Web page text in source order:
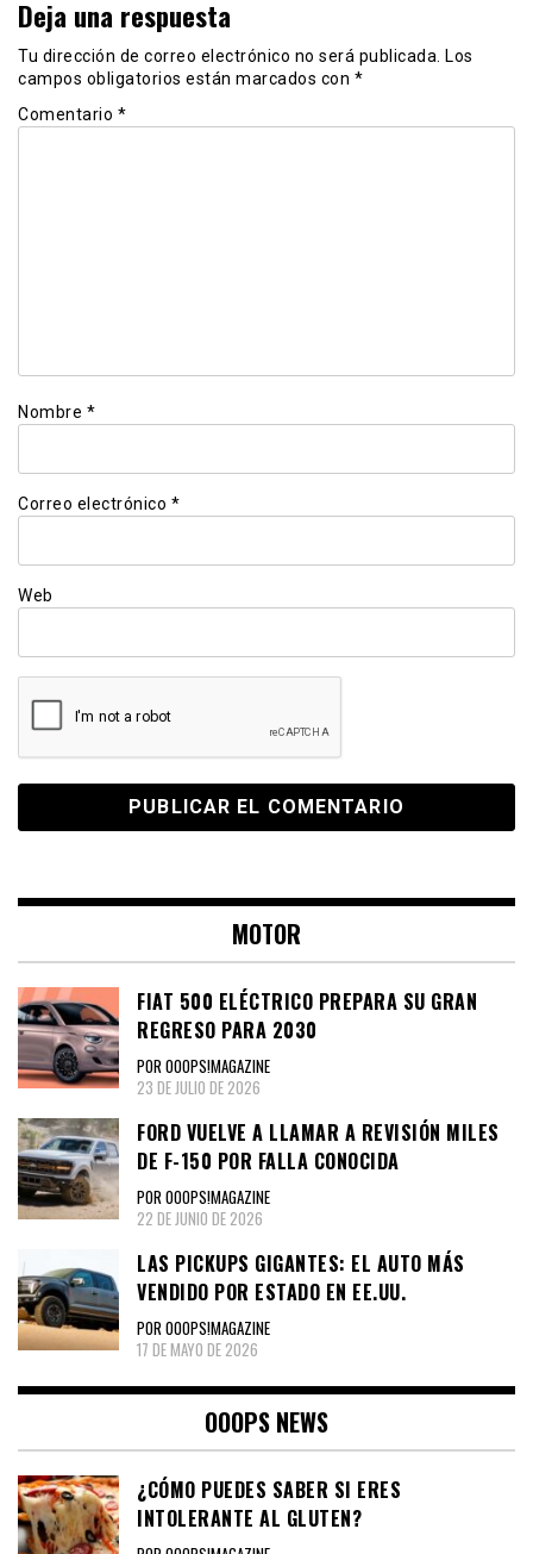
Deja una respuesta
Tu dirección de correo electrónico no será publicada. Los
campos obligatorios están marcados con *
Comentario *
Nombre *
Correo electrónico *
Web
MOTOR
FIAT 500 ELÉCTRICO PREPARA SU GRAN
REGRESO PARA 2030
POR OOOPS!MAGAZINE
23 DE JULIO DE 2026
FORD VUELVE A LLAMAR A REVISIÓN MILES
DE F-150 POR FALLA CONOCIDA
POR OOOPS!MAGAZINE
22 DE JUNIO DE 2026
LAS PICKUPS GIGANTES: EL AUTO MÁS
VENDIDO POR ESTADO EN EE.UU.
POR OOOPS!MAGAZINE
17 DE MAYO DE 2026
OOOPS NEWS
¿CÓMO PUEDES SABER SI ERES
INTOLERANTE AL GLUTEN?